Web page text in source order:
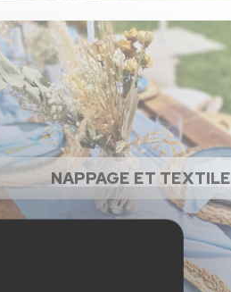
NAPPAGE ET TEXTILE